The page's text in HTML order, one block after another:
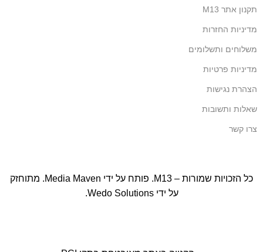
תקנון אתר M13
מדיניות החזרות
משלוחים ותשלומים
מדיניות פרטיות
הצהרת נגישות
שאלות ותשובות
צרו קשר
כל הזכויות שמורות – M13. פותח על ידי Media Maven. מתוחזק
על ידיWedo Solutions
.